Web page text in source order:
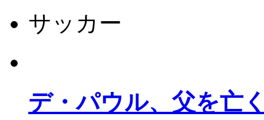
サッカー
デ・パウル、父を亡